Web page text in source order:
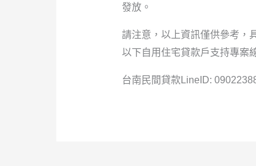
發放。
請注意，以上資訊僅供參考，
以下自用住宅貸款戶支持專案
台南民間貸款LineID: